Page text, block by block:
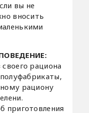
вы не
вносить
рациона
рациону
приготовления